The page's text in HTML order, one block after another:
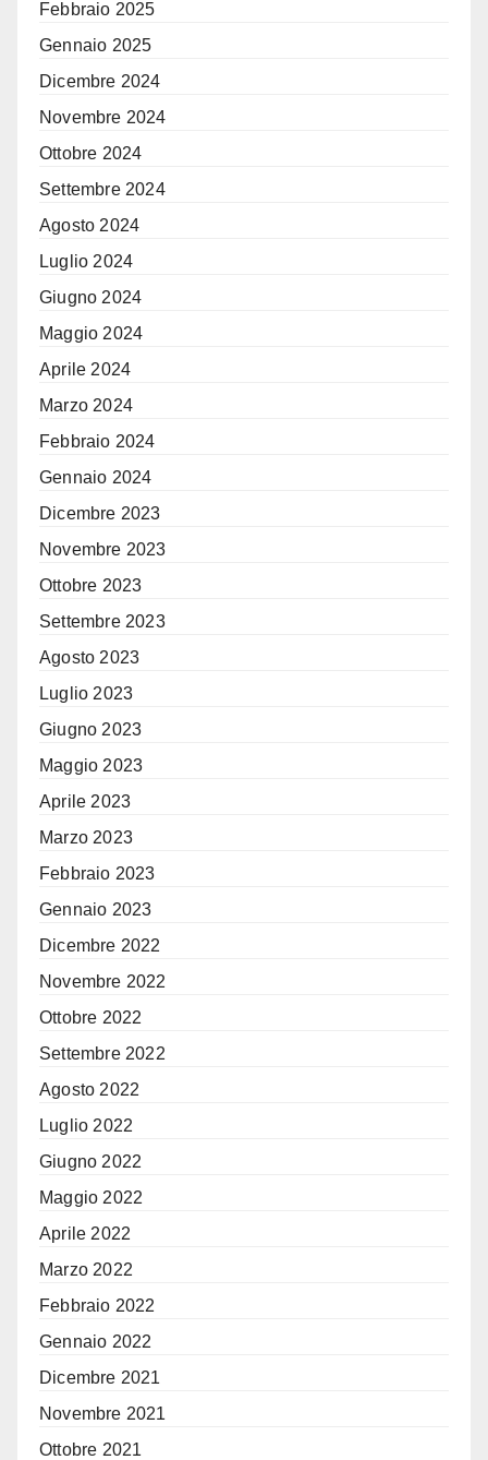
Febbraio 2025
Gennaio 2025
Dicembre 2024
Novembre 2024
Ottobre 2024
Settembre 2024
Agosto 2024
Luglio 2024
Giugno 2024
Maggio 2024
Aprile 2024
Marzo 2024
Febbraio 2024
Gennaio 2024
Dicembre 2023
Novembre 2023
Ottobre 2023
Settembre 2023
Agosto 2023
Luglio 2023
Giugno 2023
Maggio 2023
Aprile 2023
Marzo 2023
Febbraio 2023
Gennaio 2023
Dicembre 2022
Novembre 2022
Ottobre 2022
Settembre 2022
Agosto 2022
Luglio 2022
Giugno 2022
Maggio 2022
Aprile 2022
Marzo 2022
Febbraio 2022
Gennaio 2022
Dicembre 2021
Novembre 2021
Ottobre 2021